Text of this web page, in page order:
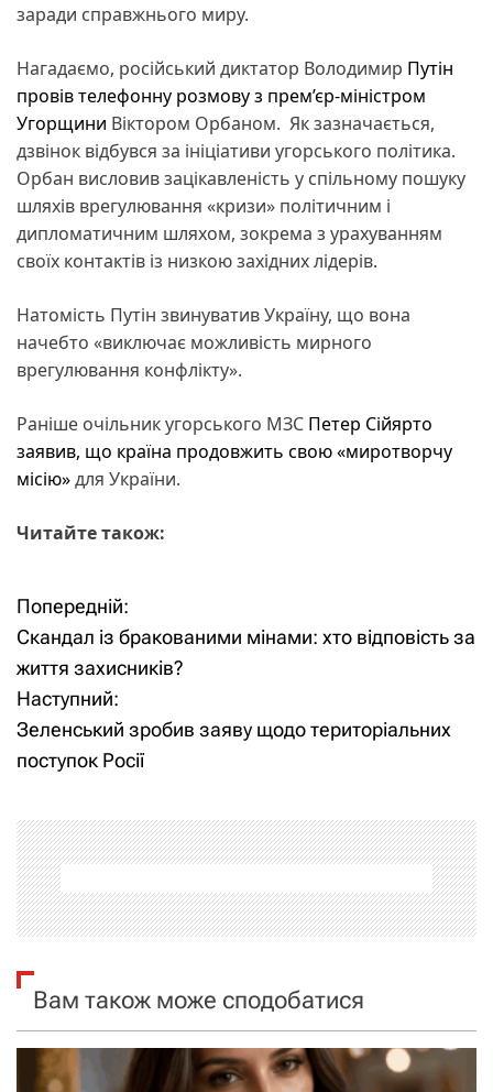
заради справжнього миру.
Нагадаємо, російський диктатор Володимир Путін
провів телефонну розмову з прем’єр-міністром
Угорщини Віктором Орбаном. Як зазначається,
дзвінок відбувся за ініціативи угорського політика.
Орбан висловив зацікавленість у спільному пошуку
шляхів врегулювання «кризи» політичним і
дипломатичним шляхом, зокрема з урахуванням
своїх контактів із низкою західних лідерів.
Натомість Путін звинуватив Україну, що вона
начебто «виключає можливість мирного
врегулювання конфлікту».
Раніше очільник угорського МЗС Петер Сійярто
заявив, що країна продовжить свою «миротворчу
місію»для України.
Читайте також:
Н
а
в
і
а
ц
і
я
з
Попередній:
Скандал із бракованими мінами: хто відповість за
життя захисників?
Наступний:
Зеленський зробив заяву щодо територіальних
поступок Росії
Вам також може сподобатися